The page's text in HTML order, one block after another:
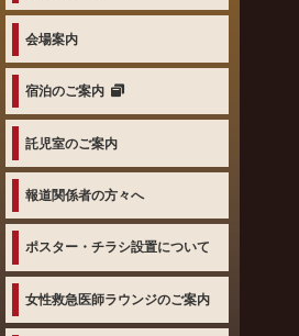
会場案内
宿泊のご案内
託児室のご案内
報道関係者の方々へ
ポスター・チラシ設置について
女性救急医師ラウンジのご案内